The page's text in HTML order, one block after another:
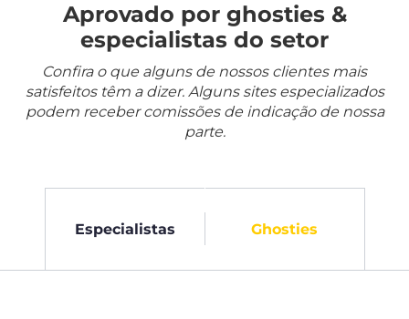
Aprovado por ghosties &
especialistas do setor
Confira o que alguns de nossos clientes mais
satisfeitos têm a dizer. Alguns sites especializados
podem receber comissões de indicação de nossa
parte.
Especialistas Ghosties